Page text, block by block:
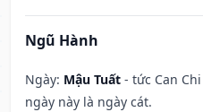
Ngũ Hành
Ngày: Mậu Tuất - tức Can
ngày này là ngày cát.